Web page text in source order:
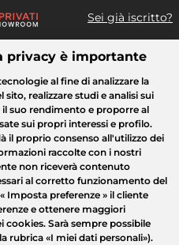
Sei già iscritto?
Bellezza Elettrodomestici
privacy è importante
al fine di analizzare la
realizzare studi e analisi sui
suo rendimento e proporre al
sui propri interessi e profilo.
il proprio consenso all'utilizzo dei
raccolte con i nostri
non riceverà contenuto
al corretto funzionamento del
« Imposta preferenze » il cliente
e ottenere maggiori
Sarà sempre possibile
rubrica «I miei dati personali»).